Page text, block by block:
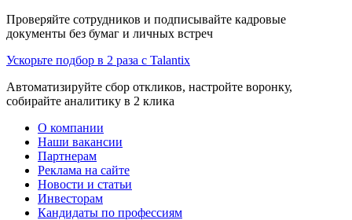
Проверяйте сотрудников и подписывайте кадровые
документы без бумаг и личных встреч
Ускорьте подбор в 2 раза с Talantix
Автоматизируйте сбор откликов, настройте воронку,
собирайте аналитику в 2 клика
О компании
Наши вакансии
Партнерам
Реклама на сайте
Новости и статьи
Инвесторам
Кандидаты по профессиям